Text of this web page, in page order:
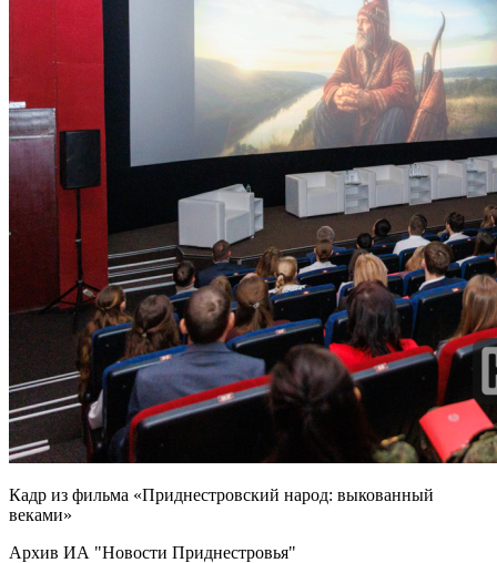
Кадр из фильма «Приднестровский народ: выкованный
веками»
Архив ИА "Новости Приднестровья"